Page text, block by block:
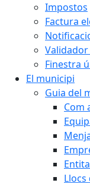
Impostos
Factura
Finestra
El municipi
Guia del
Com